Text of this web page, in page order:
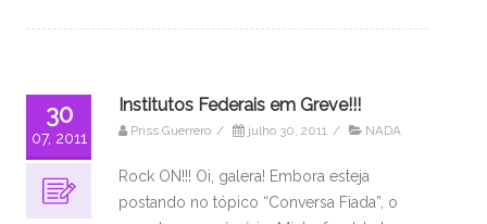
30
07, 2011
Institutos Federais em Greve!!!
Priss Guerrero / julho 30, 2011 / NADA
Rock ON!!! Oi, galera! Embora esteja
postando no tópico “Conversa Fiada”, o